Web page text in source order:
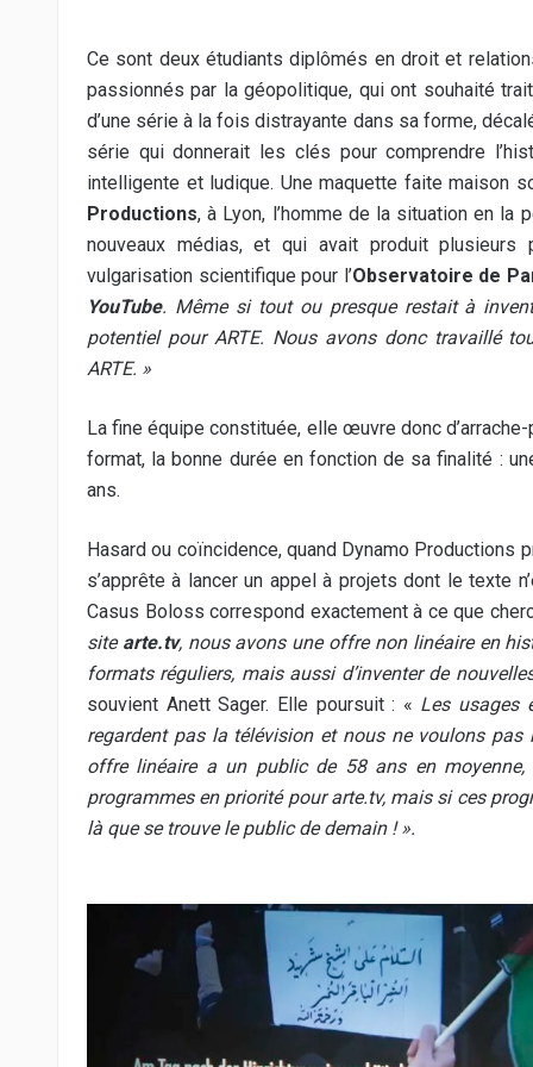
Ce sont deux étudiants diplômés en droit et
passionnés par la géopolitique, qui ont souhaité
d’une série à la fois distrayante dans sa forme,
série qui donnerait les clés pour comprendre
intelligente et ludique. Une maquette faite maison
Productions, à Lyon, l’homme de la situation en la
nouveaux médias, et qui avait produit
vulgarisation scientifique pour l’Observatoire de
YouTube. Même si tout ou presque restait à
potentiel pour ARTE. Nous avons donc travaillé
ARTE. »
La fine équipe constituée, elle œuvre donc
format, la bonne durée en fonction de sa finalité :
ans.
Hasard ou coïncidence, quand Dynamo Productions
s’apprête à lancer un appel à projets dont le texte
Casus Boloss correspond exactement à ce que
site arte.tv, nous avons une offre non linéaire en
formats réguliers, mais aussi d’inventer de
souvient Anett Sager. Elle poursuit : « Les usages
regardent pas la télévision et nous ne voulons pas
offre linéaire a un public de 58 ans en
programmes en priorité pour arte.tv, mais si ces
là que se trouve le public de demain ! ».